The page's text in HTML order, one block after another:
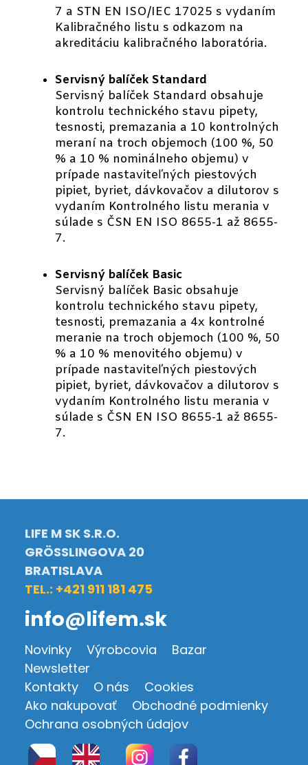
7 a STN EN ISO/IEC 17025 s vydaním
Kalibračného listu s odkazom na
akreditáciu kalibračného laboratória.
Servisný balíček Standard
Servisný balíček Standard obsahuje
kontrolu technického stavu pipety,
tesnosti, premazania a 10 kontrolných
meraní na troch objemoch (100 %, 50
% a 10 % nominálneho objemu) v
prípade nastaviteľných piestových
pipiet, byriet, dávkovačov a dilutorov s
vydaním Kontrolného listu merania v
súlade s ČSN EN ISO 8655-1 až 8655-
7.
Servisný balíček Basic
Servisný balíček Basic obsahuje
kontrolu technického stavu pipety,
tesnosti, premazania a 4x kontrolné
meranie na troch objemoch (100 %, 50
% a 10 % menovitého objemu) v
prípade nastaviteľných piestových
pipiet, byriet, dávkovačov a dilutorov s
vydaním Kontrolného listu merania v
súlade s ČSN EN ISO 8655-1 až 8655-
7.
LIFE M SK S.R.O.
GRÖSSLINGOVA 20
BRATISLAVA
TEL.: +421 911 181 475
info@lifem.sk
Novinky Výrobcovia
Bazar
Newsletter
Kontakty
O nás
Cookies
Ako nakupovať
Obchodné podmienky
Ochrana osobných údajov